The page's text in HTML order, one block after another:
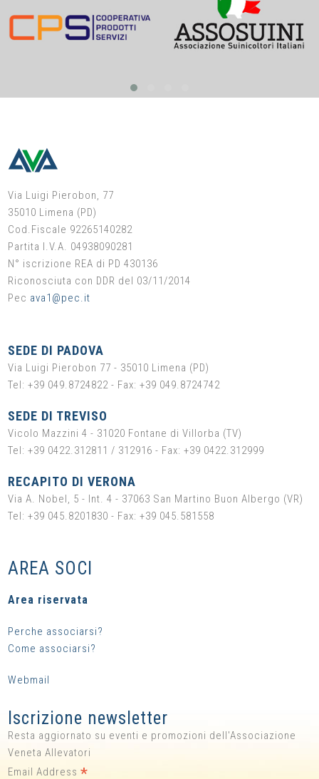
Via Luigi Pierobon, 77
35010 Limena (PD)
Cod.Fiscale 92265140282
Partita I.V.A. 04938090281
N° iscrizione REA di PD 430136
Riconosciuta con DDR del 03/11/2014
Pec ava1@pec.it
SEDE DI PADOVA
Via Luigi Pierobon 77 - 35010 Limena (PD)
Tel: +39 049.8724822 - Fax: +39 049.8724742
SEDE DI TREVISO
Vicolo Mazzini 4 - 31020 Fontane di Villorba (TV)
Tel: +39 0422.312811 / 312916 - Fax: +39 0422.312999
RECAPITO DI VERONA
Via A. Nobel, 5 - Int. 4 - 37063 San Martino Buon Albergo (VR)
Tel: +39 045.8201830 - Fax: +39 045.581558
AREA SOCI
Area riservata
Perche associarsi?
Come associarsi?
Webmail
Iscrizione newsletter
Resta aggiornato su eventi e promozioni dell'Associazione
Veneta Allevatori
Email Address*